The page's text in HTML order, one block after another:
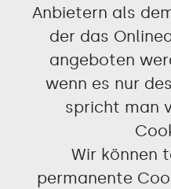
Anbietern als
der das
angeboten
wenn es nur
spricht man
Wir können
permanente